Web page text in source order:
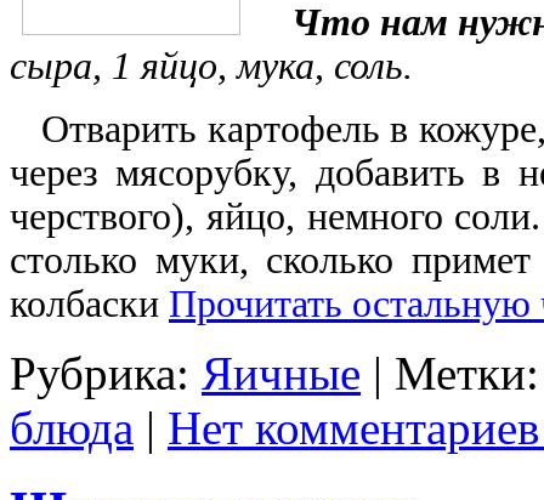
Что нам
сыра, 1 яйцо, мука, соль.
Отварить картофель в
через мясорубку, добавить в
черствого), яйцо, немного
столько муки, сколько
колбаски Прочитать остальную
Рубрика: Яичные |
блюда | Нет